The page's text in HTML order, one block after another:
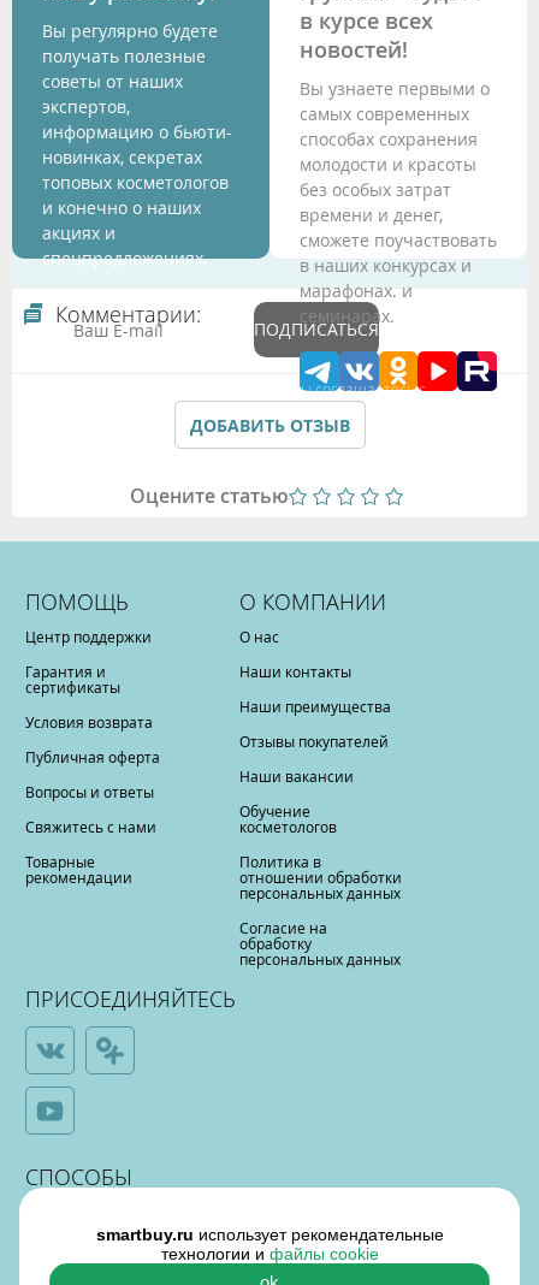
Вы регулярно будете
получать полезные
советы от наших
экспертов,
информацию о бьюти-
новинках, секретах
топовых косметологов
и конечно о наших
акциях и
спецпредложениях.
ПОДПИСАТЬСЯ
Подтверждая данные формы Вы соглашаетесь с
Политикой обработки персональных данных
в курсе всех
новостей!
Вы узнаете первыми о
самых современных
способах сохранения
молодости и красоты
без особых затрат
времени и денег,
сможете поучаствовать
в наших конкурсах и
марафонах. и
семинарах.
Комментарии:
ДОБАВИТЬ ОТЗЫВ
Оцените статью
ПОМОЩЬ
Центр поддержки
Гарантия и
сертификаты
Условия возврата
Публичная оферта
Вопросы и ответы
Свяжитесь с нами
Товарные
рекомендации
О КОМПАНИИ
О нас
Наши контакты
Наши преимущества
Отзывы покупателей
Наши вакансии
Обучение
косметологов
Политика в
отношении обработки
персональных данных
Согласие на
обработку
персональных данных
ПРИСОЕДИНЯЙТЕСЬ
СПОСОБЫ
ОПЛАТЫ
smartbuy.ru использует рекомендательные
технологии и файлы cookie